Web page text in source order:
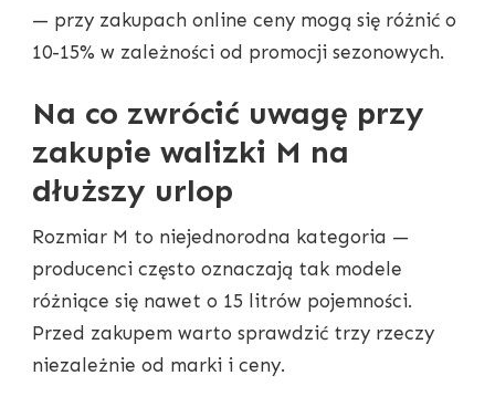
— przy zakupach online ceny mogą się różnić o
10-15% w zależności od promocji sezonowych.
Na co zwrócić uwagę przy
zakupie walizki M na
dłuższy urlop
Rozmiar M to niejednorodna kategoria —
producenci często oznaczają tak modele
różniące się nawet o 15 litrów pojemności.
Przed zakupem warto sprawdzić trzy rzeczy
niezależnie od marki i ceny.